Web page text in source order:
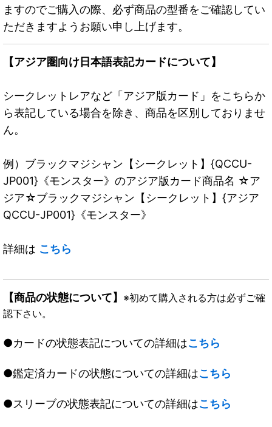
ますのでご購入の際、必ず商品の型番をご確認してい
ただきますようお願い申し上げます。
【アジア圏向け日本語表記カードについて】
シークレットレアなど「アジア版カード」をこちらか
ら表記している場合を除き、商品を区別しておりませ
ん。
例）ブラックマジシャン【シークレット】{QCCU-
JP001}《モンスター》のアジア版カード商品名 ☆ア
ジア☆ブラックマジシャン【シークレット】{アジア
QCCU-JP001}《モンスター》
詳細は こちら
【商品の状態について】 ※初めて購入される方は必ずご確
認下さい。
●カードの状態表記についての詳細はこちら
●鑑定済カードの状態についての詳細はこちら
●スリーブの状態表記についての詳細はこちら